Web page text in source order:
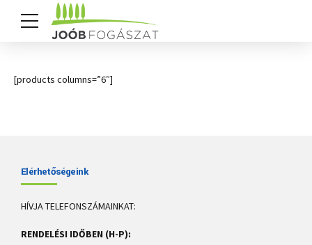
[products columns=”6″]
Elérhetőségeink
HÍVJA TELEFONSZÁMAINKAT:
RENDELÉSI IDŐBEN (H-P):